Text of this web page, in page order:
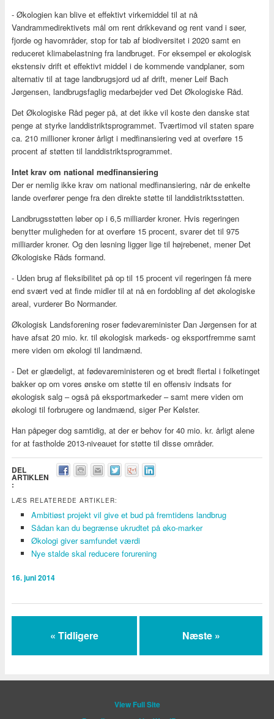
- Økologien kan blive et effektivt virkemiddel til at nå
Vandrammedirektivets mål om rent drikkevand og rent vand i søer,
fjorde og havområder, stop for tab af biodiversitet i 2020 samt en
reduceret klimabelastning fra landbruget. For eksempel er økologisk
ekstensiv drift et effektivt middel i de kommende vandplaner, som
alternativ til at tage landbrugsjord ud af drift, mener Leif Bach
Jørgensen, landbrugsfaglig medarbejder ved Det Økologiske Råd.
Det Økologiske Råd peger på, at det ikke vil koste den danske stat
penge at styrke landdistriktsprogrammet. Tværtimod vil staten spare
ca. 210 millioner kroner årligt i medfinansiering ved at overføre 15
procent af støtten til landdistriktsprogrammet.
Intet krav om national medfinansiering
Der er nemlig ikke krav om national medfinansiering, når de enkelte
lande overfører penge fra den direkte støtte til landdistriktsstøtten.
Landbrugsstøtten løber op i 6,5 milliarder kroner. Hvis regeringen
benytter muligheden for at overføre 15 procent, svarer det til 975
milliarder kroner. Og den løsning ligger lige til højrebenet, mener Det
Økologiske Råds formand.
- Uden brug af fleksibilitet på op til 15 procent vil regeringen få mere
end svært ved at finde midler til at nå en fordobling af det økologiske
areal, vurderer Bo Normander.
Økologisk Landsforening roser fødevareminister Dan Jørgensen for at
have afsat 20 mio. kr. til økologisk markeds- og eksportfremme samt
mere viden om økologi til landmænd.
- Det er glædeligt, at fødevareministeren og et bredt flertal i folketinget
bakker op om vores ønske om støtte til en offensiv indsats for
økologisk salg – også på eksportmarkeder – samt mere viden om
økologi til forbrugere og landmænd, siger Per Kølster.
Han påpeger dog samtidig, at der er behov for 40 mio. kr. årligt alene
for at fastholde 2013-niveauet for støtte til disse områder.
DEL
ARTIKLEN
:
LÆS RELATEREDE ARTIKLER:
Ambitiøst projekt vil give et bud på fremtidens landbrug
Sådan kan du begrænse ukrudtet på øko-marker
Økologi giver samfundet værdi
Nye stalde skal reducere forurening
16. juni 2014
« Tidligere Næste »
View Full Site